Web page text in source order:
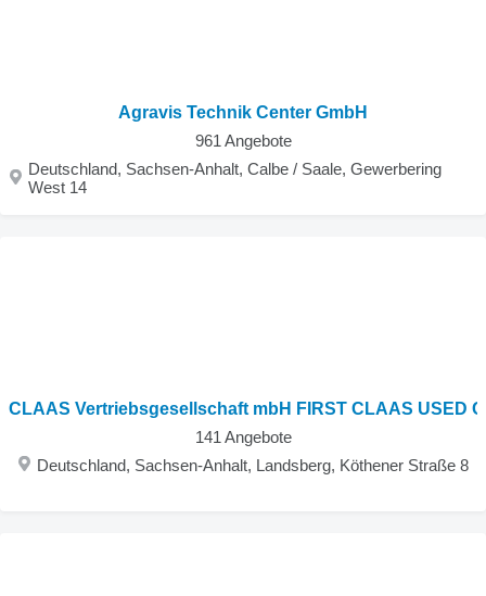
Agravis Technik Center GmbH
961 Angebote
Deutschland, Sachsen-Anhalt, Calbe / Saale, Gewerbering
West 14
CLAAS Vertriebsgesellschaft mbH FIRST CLAAS USED
141 Angebote
Deutschland, Sachsen-Anhalt, Landsberg, Köthener Straße 8